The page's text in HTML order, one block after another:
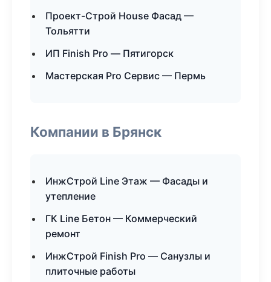
Проект-Строй House Фасад —
Тольятти
ИП Finish Pro — Пятигорск
Мастерская Pro Сервис — Пермь
Компании в Брянск
ИнжСтрой Line Этаж — Фасады и
утепление
ГК Line Бетон — Коммерческий
ремонт
ИнжСтрой Finish Pro — Санузлы и
плиточные работы